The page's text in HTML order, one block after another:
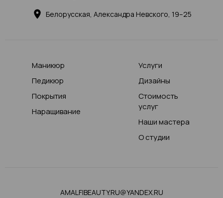
Белорусская, Александра Невского, 19–25
Маникюр
Педикюр
Покрытия
Наращивание
Услуги
Дизайны
Стоимость
услуг
Наши мастера
О студии
AMALFIBEAUTY.RU@YANDEX.RU